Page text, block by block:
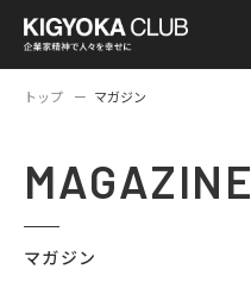
トップ マガジン
MAGAZINE
マガジン